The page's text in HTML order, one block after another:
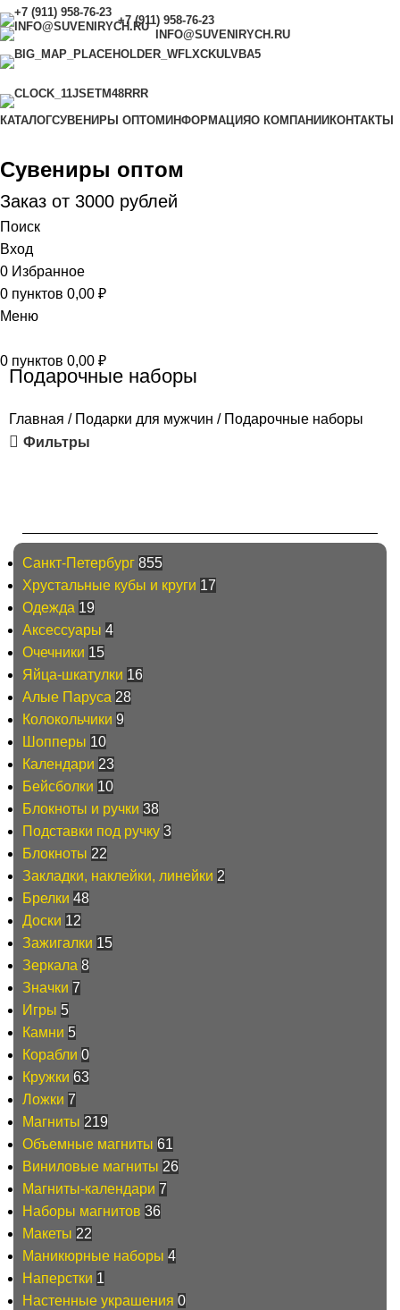
+7 (911) 958-76-23
INFO@SUVENIRYCH.RU
КАТАЛОГСУВЕНИРЫ ОПТОМ ИНФОРМАЦИЯО КОМПАНИИ КОНТАКТЫ
Сувениры оптом
Заказ от 3000 рублей
Поиск
Вход
0 Избранное
0 пунктов 0,00 ₽
Меню
0 пунктов 0,00 ₽
Подарочные наборы
Главная Подарки для мужчин
Подарочные наборы
Фильтры
Санкт-Петербург 855
Хрустальные кубы и круги 17
Одежда 19
Аксессуары 4
Очечники 15
Яйца-шкатулки 16
Алые Паруса 28
Колокольчики 9
Шопперы 10
Календари 23
Бейсболки 10
Блокноты и ручки 38
Подставки под ручку 3
Блокноты 22
Закладки, наклейки, линейки 2
Брелки 48
Доски 12
Зажигалки 15
Зеркала 8
Значки 7
Игры 5
Камни 5
Корабли 0
Кружки 63
Ложки 7
Магниты 219
Объемные магниты 61
Виниловые магниты 26
Магниты-календари 7
Наборы магнитов 36
Макеты 22
Маникюрные наборы 4
Наперстки 1
Настенные украшения 0